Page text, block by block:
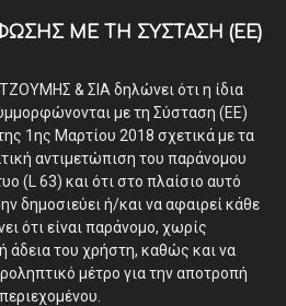
ΜΕ ΤΗ ΣΎΣΤΑΣΗ (ΕΕ)
& ΣΙΑ δηλώνει ότι η ίδια
με τη Σύσταση (ΕΕ)
1ης Μαρτίου 2018 σχετικά με τα
αντιμετώπιση του παράνομου
(L 63) και ότι στο πλαίσιο αυτό
δημοσιεύει ή/και να αφαιρεί κάθε
ότι είναι παράνομο, χωρίς
άδεια του χρήστη, καθώς και να
μέτρο για την αποτροπή